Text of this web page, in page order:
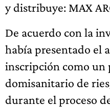
y distribuye: MAX
De acuerdo con la
había presentado el
inscripción como un
domisanitario de
durante el proceso